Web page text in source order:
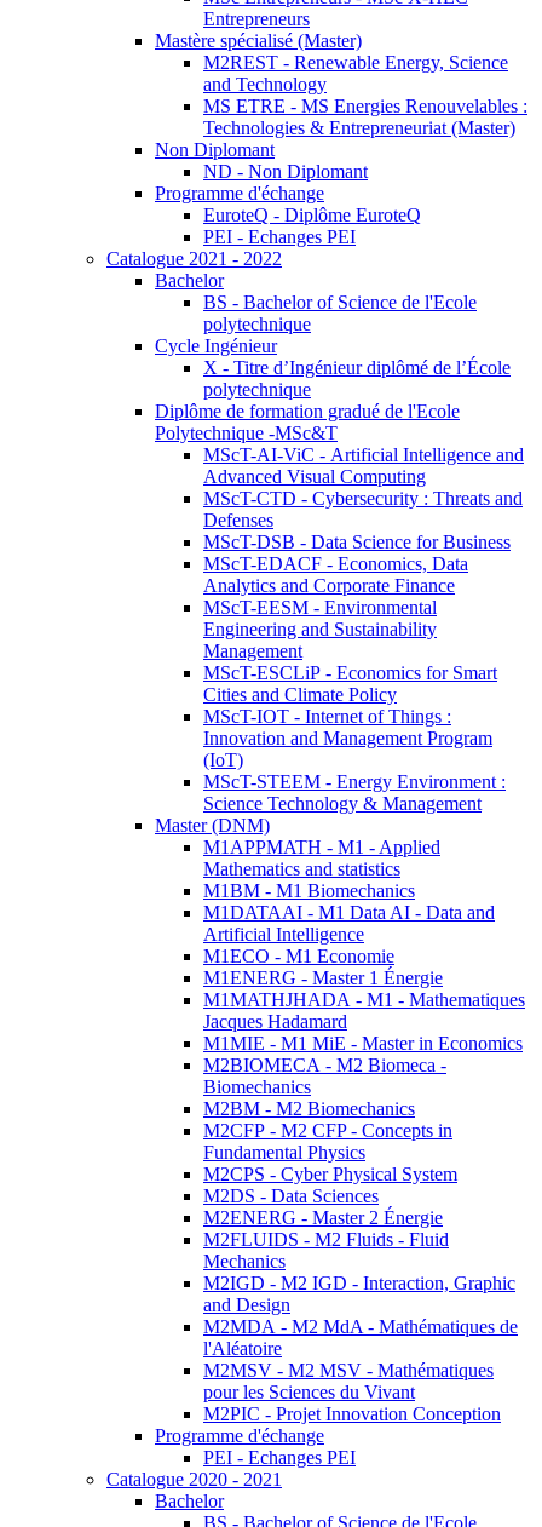
Entrepreneurs
Mastère spécialisé (Master)
M2REST - Renewable Energy, Science
and Technology
MS ETRE - MS Energies Renouvelables :
Technologies & Entrepreneuriat (Master)
Non Diplomant
ND - Non Diplomant
Programme d'échange
EuroteQ - Diplôme EuroteQ
PEI - Echanges PEI
Catalogue 2021 - 2022
Bachelor
BS - Bachelor of Science de l'Ecole
polytechnique
Cycle Ingénieur
X - Titre d’Ingénieur diplômé de l’École
polytechnique
Diplôme de formation gradué de l'Ecole
Polytechnique -MSc&T
MScT-AI-ViC - Artificial Intelligence and
Advanced Visual Computing
MScT-CTD - Cybersecurity : Threats and
Defenses
MScT-DSB - Data Science for Business
MScT-EDACF - Economics, Data
Analytics and Corporate Finance
MScT-EESM - Environmental
Engineering and Sustainability
Management
MScT-ESCLiP - Economics for Smart
Cities and Climate Policy
MScT-IOT - Internet of Things :
Innovation and Management Program
(IoT)
MScT-STEEM - Energy Environment :
Science Technology & Management
Master (DNM)
M1APPMATH - M1 - Applied
Mathematics and statistics
M1BM - M1 Biomechanics
M1DATAAI - M1 Data AI - Data and
Artificial Intelligence
M1ECO - M1 Economie
M1ENERG - Master 1 Énergie
M1MATHJHADA - M1 - Mathematiques
Jacques Hadamard
M1MIE - M1 MiE - Master in Economics
M2BIOMECA - M2 Biomeca -
Biomechanics
M2BM - M2 Biomechanics
M2CFP - M2 CFP - Concepts in
Fundamental Physics
M2CPS - Cyber Physical System
M2DS - Data Sciences
M2ENERG - Master 2 Énergie
M2FLUIDS - M2 Fluids - Fluid
Mechanics
M2IGD - M2 IGD - Interaction, Graphic
and Design
M2MDA - M2 MdA - Mathématiques de
l'Aléatoire
M2MSV - M2 MSV - Mathématiques
pour les Sciences du Vivant
M2PIC - Projet Innovation Conception
Programme d'échange
PEI - Echanges PEI
Catalogue 2020 - 2021
Bachelor
BS - Bachelor of Science de l'Ecole